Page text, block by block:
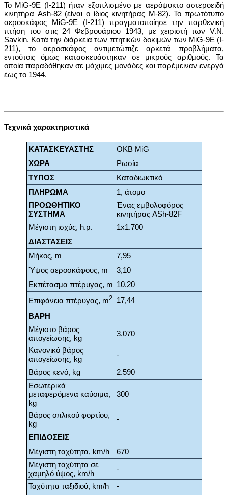
Το MiG-9E (I-211) ήταν εξοπλισμένο με αερόψυκτο αστεροειδή
κινητήρα Ash-82 (είναι ο ίδιος κινητήρας M-82). Το πρωτότυπο
αεροσκάφος MiG-9E (I-211) πραγματοποίησε την παρθενική
πτήση του στις 24 Φεβρουάριου 1943, με χειριστή των V.N.
Savkin. Κατά την διάρκεια των πτητικών δοκιμών των MiG-9E (I-
211), το αεροσκάφος αντιμετώπιζε αρκετά προβλήματα,
εντούτοις όμως κατασκευάστηκαν σε μικρούς αριθμούς. Τα
οποία παραδόθηκαν σε μάχιμες μονάδες και παρέμειναν ενεργά
έως το 1944.
Τεχνικά χαρακτηριστικά
ΚΑΤΑΣΚΕΥΑΣΤΗΣ
OKB MiG
ΧΩΡΑ
Ρωσία
ΤΥΠΟΣ
Καταδιωκτικό
ΠΛΗΡΩΜΑ
1, άτομο
ΠΡΟΩΘΗΤΙΚΟ
ΣΥΣΤΗΜΑ
Ένας εμβολοφόρος
κινητήρας ASh-82F
Μέγιστη ισχύς, h.p.
1x1.700
ΔΙΑΣΤΑΣΕΙΣ
Μήκος, m
7,95
Ύψος αεροσκάφους, m
3,10
Εκπέτασμα πτέρυγας, m 10.20
Επιφάνεια πτέρυγας, m2
17,44
ΒΑΡΗ
Μέγιστο βάρος
απογείωσης, kg
3.070
Κανονικό βάρος
απογείωσης, kg
-
Βάρος κενό, kg
2.590
Εσωτερικά
μεταφερόμενα καύσιμα,
kg
300
Βάρος οπλικού φορτίου,
kg
-
ΕΠΙΔΟΣΕΙΣ
Μέγιστη ταχύτητα, km/h
670
Μέγιστη ταχύτητα σε
χαμηλό ύψος, km/h
-
Ταχύτητα ταξιδιού, km/h
-